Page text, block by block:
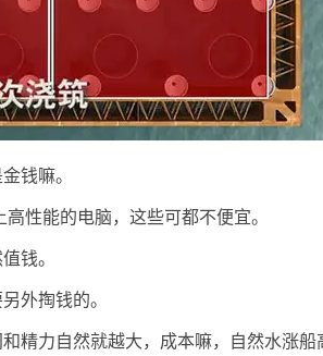
钱嘛。
性能的电脑，这些可都不便宜。
钱。
外掏钱的。
精力自然就越大，成本嘛，自然水涨船